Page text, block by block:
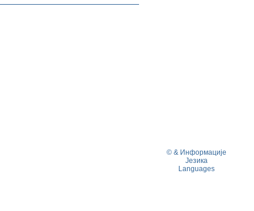
© & Информације
Језика
Languages